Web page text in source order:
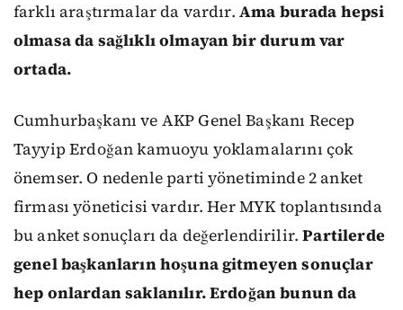
farklı araştırmalar da vardır. Ama burada hepsi
olmasa da sağlıklı olmayan bir durum var
ortada.
Cumhurbaşkanı ve AKP Genel Başkanı Recep
Tayyip Erdoğan kamuoyu yoklamalarını çok
önemser. O nedenle parti yönetiminde 2 anket
firması yöneticisi vardır. Her MYK toplantısında
bu anket sonuçları da değerlendirilir.Partilerde
genel başkanların hoşuna gitmeyen sonuçlar
hep onlardan saklanılır. Erdoğan bunun da